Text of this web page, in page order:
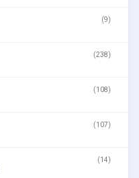
(9)
(238)
(108)
(107)
(14)